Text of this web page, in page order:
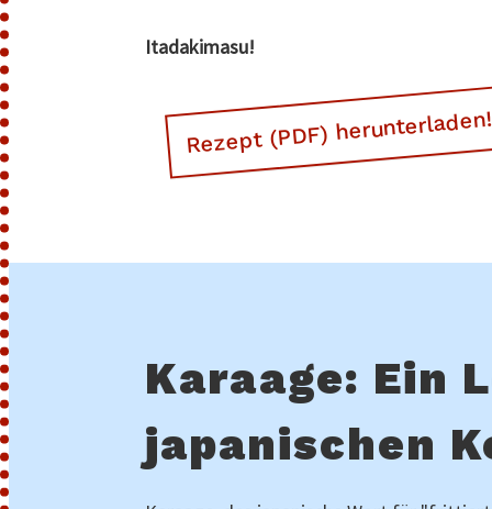
Itadakimasu!
Rezept (PDF) herunterladen!
Karaage: Ein
japanischen